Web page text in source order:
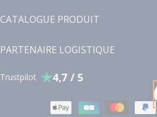
CATALOGUE PRODUIT
PARTENAIRE LOGISTIQUE
Trustpilot 4,7 / 5
Modes